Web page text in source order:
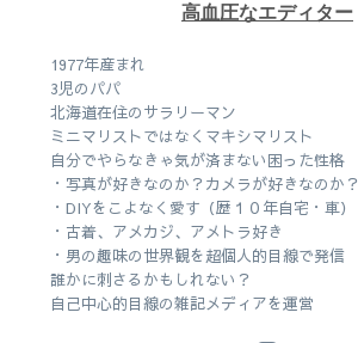
高血圧なエディター
1977年産まれ
3児のパパ
北海道在住のサラリーマン
ミニマリストではなくマキシマリスト
自分でやらなきゃ気が済まない困った性格
・写真が好きなのか？カメラが好きなのか？
・DIYをこよなく愛す（歴１０年自宅・車）
・古着、アメカジ、アメトラ好き
・男の趣味の世界観を超個人的目線で発信
誰かに刺さるかもしれない？
自己中心的目線の雑記メディアを運営